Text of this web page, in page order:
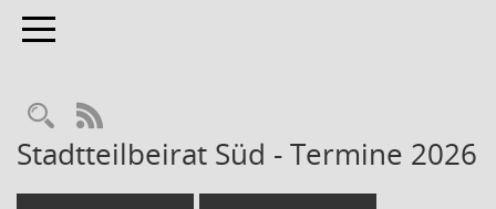
Toggle navigation
Rechercheauswahl
RSS-Feed
Stadtteilbeirat Süd - Termine 2026